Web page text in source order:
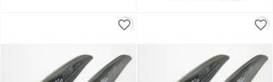
favorite_border favorite_border